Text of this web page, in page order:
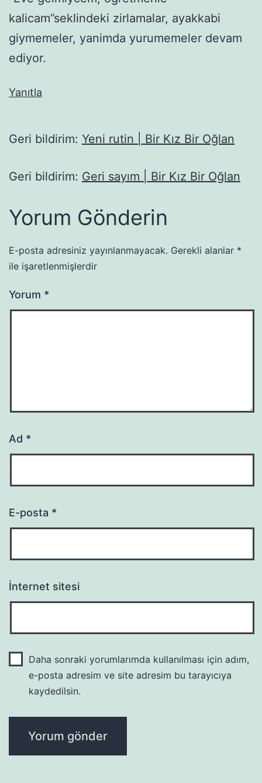
kalicam”seklindeki zirlamalar, ayakkabi
giymemeler, yanimda yurumemeler devam
ediyor.
Yanıtla
Geri bildirim: Yeni rutin | Bir Kız Bir Oğlan
Geri bildirim: Geri sayım | Bir Kız Bir Oğlan
Yorum Gönderin
E-posta adresiniz yayınlanmayacak. Gerekli alanlar *
ile işaretlenmişlerdir
Yorum *
Ad *
E-posta *
İnternet sitesi
Daha sonraki yorumlarımda kullanılması için adım,
e-posta adresim ve site adresim bu tarayıcıya
kaydedilsin.